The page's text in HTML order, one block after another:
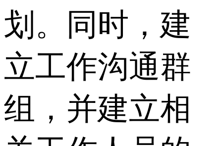
划。同时，建
立工作沟通群
组，并建立相